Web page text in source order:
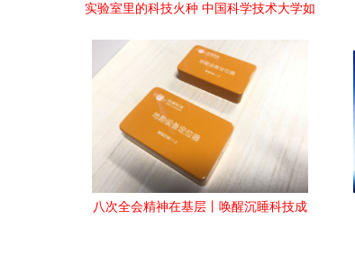
实验室里的科技火种 中国科学技术大学如
八次全会精神在基层丨唤醒沉睡科技成